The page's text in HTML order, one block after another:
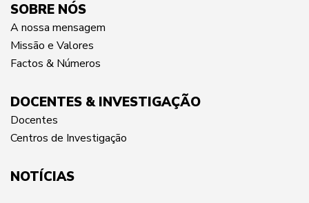
SOBRE NÓS
A nossa mensagem
Missão e Valores
Factos & Números
DOCENTES & INVESTIGAÇÃO
Docentes
Centros de Investigação
NOTÍCIAS